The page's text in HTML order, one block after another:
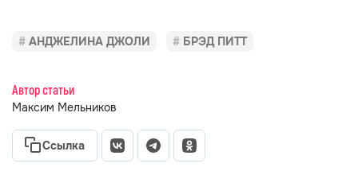
АНДЖЕЛИНА ДЖОЛИ БРЭД ПИТТ
Автор статьи
Максим Мельников
Ссылка